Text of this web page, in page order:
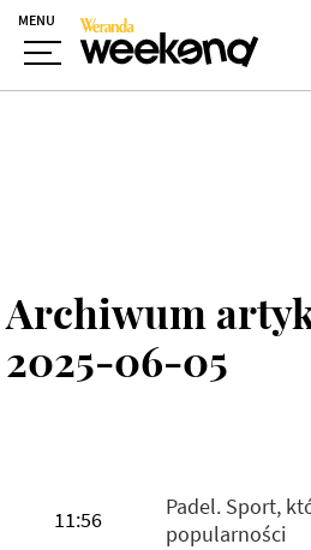
MENU
Archiwum
2025-06-05
11:56
Padel. Sport,
popularności